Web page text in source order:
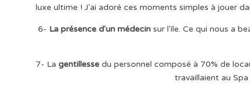
luxe ultime ! J'ai adoré ces moments simples à jouer
6- La présence d'un médecinsur l'île. Ce qui nous a
7- Lagentillesse du personnel composé à 70% de
travaillaient au